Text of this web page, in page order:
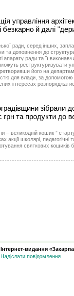
управління
безкарно й далі
ради, серед інших,
та доповнення до
апарату ради та її
реструктуризувати
його на
для влади, за допомогою
інтересах
зібрали
та продукти до
– великодній кошик ”
школярі, педагогічні
святкових кошиків
Інтернет-видання
Надіслати повідомлення